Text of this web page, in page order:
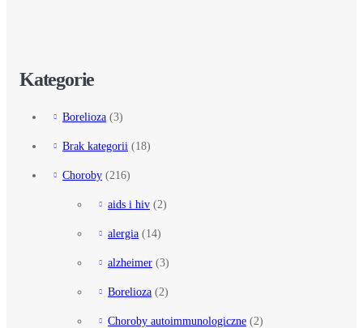
Kategorie
Borelioza (3)
Brak kategorii (18)
Choroby (216)
aids i hiv (2)
alergia (14)
alzheimer (3)
Borelioza (2)
Choroby autoimmunologiczne (2)